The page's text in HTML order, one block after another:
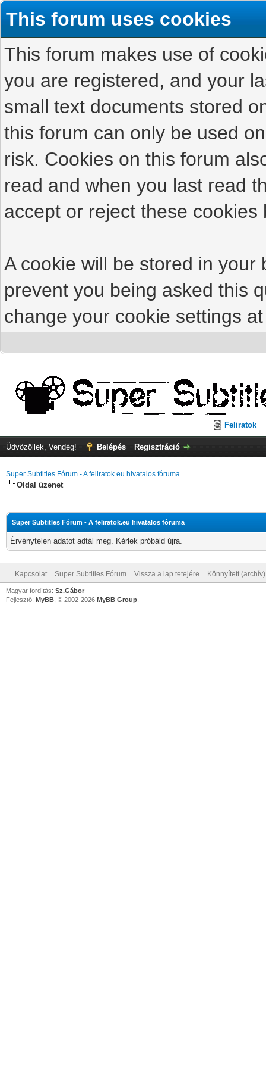
This forum uses cookies
This forum makes use of
you are registered, and your
small text documents stored
this forum can only be used
risk. Cookies on this forum
read and when you last read
accept or reject these cookies
A cookie will be stored in
prevent you being asked this
change your cookie settings
Feliratok
Üdvözöllek, Vendég! Belépés Regisztráció
Super Subtitles Fórum - A feliratok.eu hivatalos fóruma
Oldal üzenet
Super Subtitles Fórum - A feliratok.eu hivatalos fóruma
Érvénytelen adatot adtál meg. Kérlek próbáld újra.
Kapcsolat Super Subtitles Fórum Vissza a lap tetejére Könnyített
Magyar fordítás: Sz.Gábor
Fejlesztő: MyBB , © 2002-2026 MyBB Group